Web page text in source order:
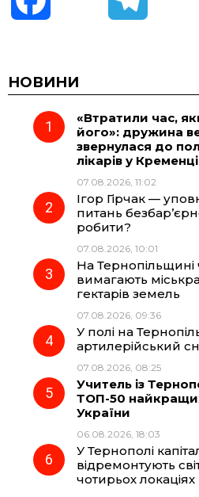
c
e
o
k
e
g
r
m
НОВИНИ
«Втратили час,
його»: дружина
звернулася до
лікарів у Кременці
07.08.2026, 11:02
Ігор Гірчак —
питань
робити?
07.08.2026, 10:01
На Тернопільщині
вимагають
гектарів земель
07.08.2026, 09:36
У полі на
артилерійський
07.08.2026, 08:25
Учитель із
ТОП-50
України
06.08.2026, 18:03
У Тернополі
відремонтують
чотирьох локаціях